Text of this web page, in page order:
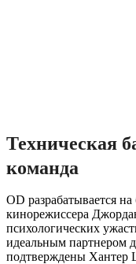
Техническая
команда
OD разрабатывается
кинорежиссера
психологических
идеальным партнером
подтверждены